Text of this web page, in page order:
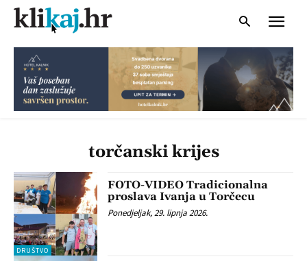
torčanski krijes
DRUŠTVO
FOTO-VIDEO Tradicionalna
proslava Ivanja u Torčecu
Ponedjeljak, 29. lipnja 2026.